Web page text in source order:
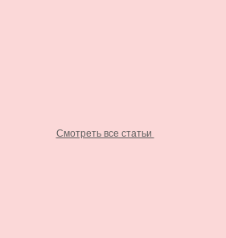
Смотреть все статьи